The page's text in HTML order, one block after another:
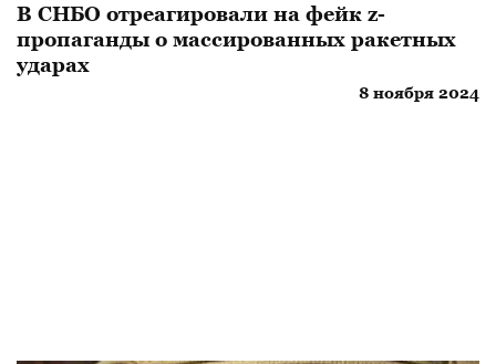
В СНБО отреагировали на фейк z-
пропаганды о массированных ракетных
ударах
8 ноября 2024